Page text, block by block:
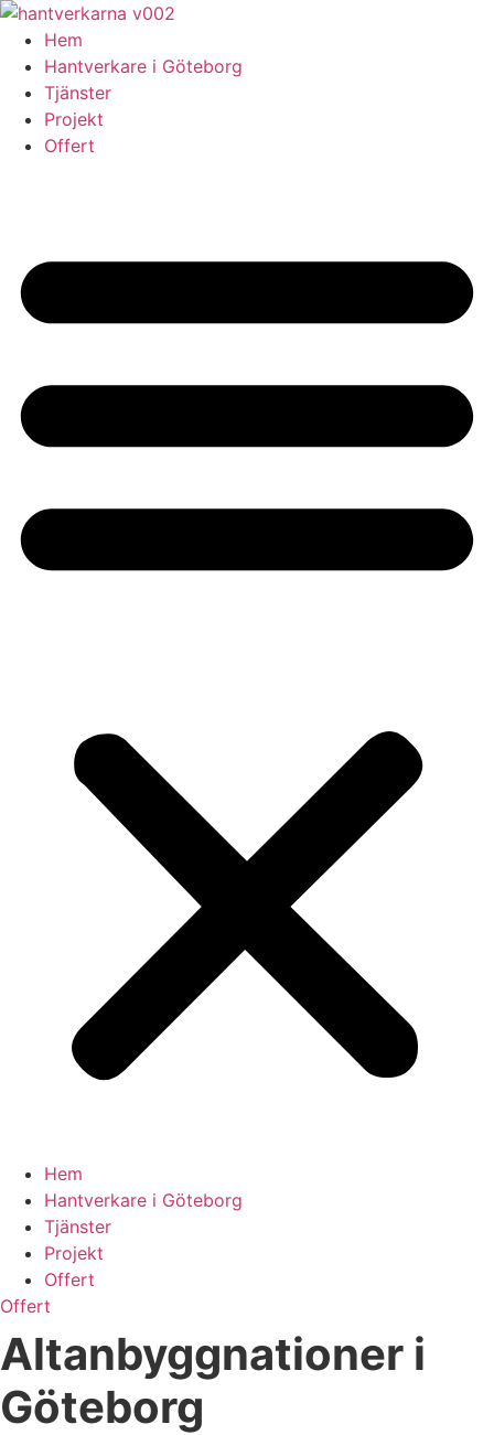
Skip
content
Hem
Hantverkare i Göteborg
Tjänster
Projekt
Offert
Hem
Hantverkare i Göteborg
Tjänster
Projekt
Offert
Offert
Altanbyggnationer i
Göteborg